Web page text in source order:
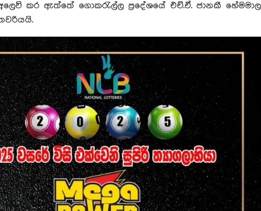
කර ඇත්තේ ගොකරැල්ල ප්‍රදේශ‍යේ එච්.ඒ. ජානකී